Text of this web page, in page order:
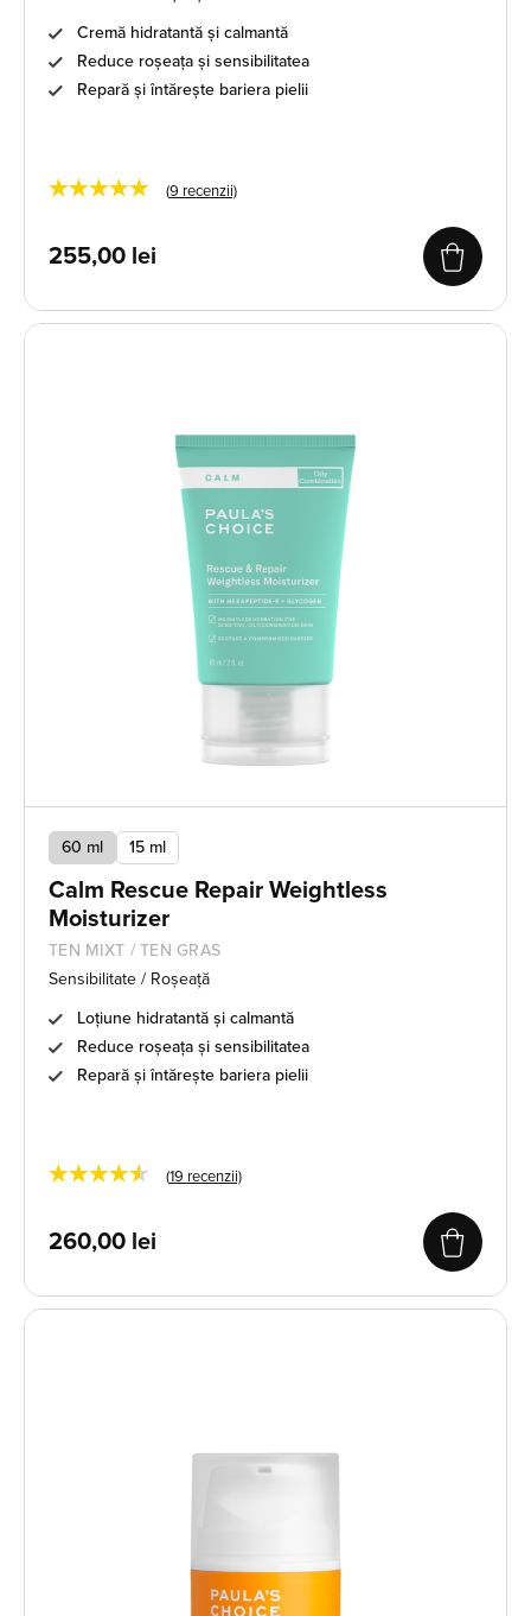
Cremă hidratantă și calmantă
Reduce roșeața și sensibilitatea
Repară și întărește bariera pielii
★★★★★ (9 recenzii)
255,00 lei
60 ml 15 ml
Calm Rescue Repair Weightless
Moisturizer
TEN MIXT / TEN GRAS
Sensibilitate / Roșeață
Loțiune hidratantă și calmantă
Reduce roșeața și sensibilitatea
Repară și întărește bariera pielii
★★★★★ (19 recenzii)
260,00 lei